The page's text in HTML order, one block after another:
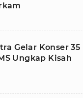
Gelar Konser 35
Ungkap Kisah